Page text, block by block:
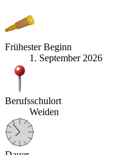
Frühester Beginn
1. September 2026
Berufsschulort
Weiden